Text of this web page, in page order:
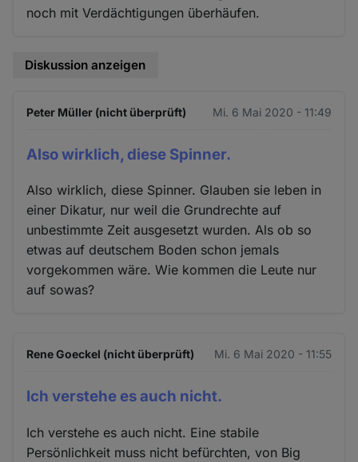
noch mit Verdächtigungen überhäufen.
Diskussion anzeigen
Peter Müller (nicht überprüft) Mi. 6 Mai 2020 - 11:49
Also wirklich, diese Spinner.
Also wirklich, diese Spinner. Glauben sie leben in
einer Dikatur, nur weil die Grundrechte auf
unbestimmte Zeit ausgesetzt wurden. Als ob so
etwas auf deutschem Boden schon jemals
vorgekommen wäre. Wie kommen die Leute nur
auf sowas?
Rene Goeckel (nicht überprüft) Mi. 6 Mai 2020 - 11:55
Ich verstehe es auch nicht.
Ich verstehe es auch nicht. Eine stabile
Persönlichkeit muss nicht befürchten, von Big